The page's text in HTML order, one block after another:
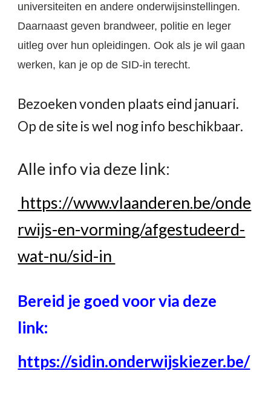
universiteiten en andere onderwijsinstellingen.
Daarnaast geven brandweer, politie en leger
uitleg over hun opleidingen. Ook als je wil gaan
werken, kan je op de SID-in terecht.
Bezoeken vonden plaats eind januari.
Op de site is wel nog info beschikbaar.
Alle info via deze link:
https://www.vlaanderen.be/onde
rwijs-en-vorming/afgestudeerd-
wat-nu/sid-in
Bereid je goed voor via deze
link:
https://sidin.onderwijskiezer.be/